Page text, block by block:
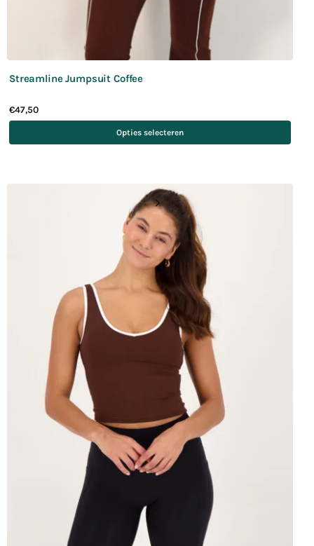
Streamline Jumpsuit Coffee
€47,50
Opties selecteren